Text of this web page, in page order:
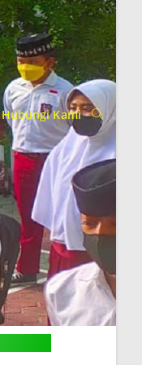
Hubungi Kami